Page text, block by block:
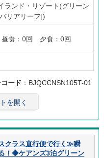
ランド・リゾート(グリーン
リアリーフ])
食：0回 夕食：0回
ード ：BJQCCNSN105T-01
を開く
クラス直行便で行く≫瞬
！◆ケアンズ3泊グリーン